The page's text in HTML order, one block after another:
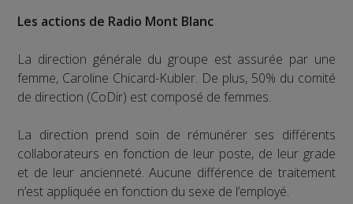
Les actions de Radio Mont Blanc
La direction générale du groupe est assurée par une
femme, Caroline Chicard-Kubler. De plus, 50% du comité
de direction (CoDir) est composé de femmes.
La direction prend soin de rémunérer ses différents
collaborateurs en fonction de leur poste, de leur grade
et de leur ancienneté. Aucune différence de traitement
n’est appliquée en fonction du sexe de l’employé.